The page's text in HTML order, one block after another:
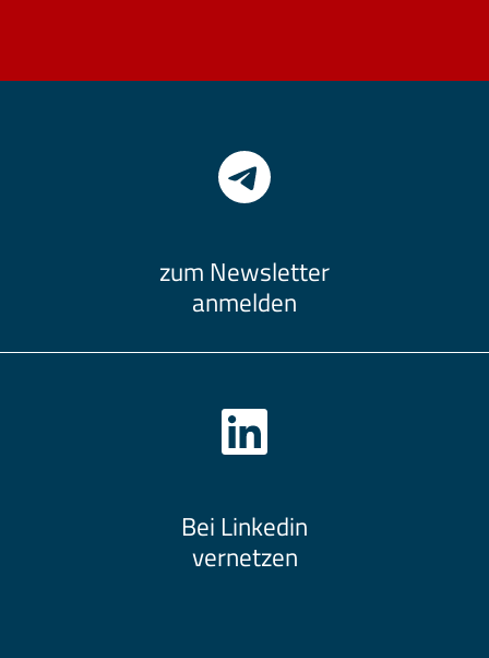
zum Newsletter
anmelden
Bei Linkedin
vernetzen